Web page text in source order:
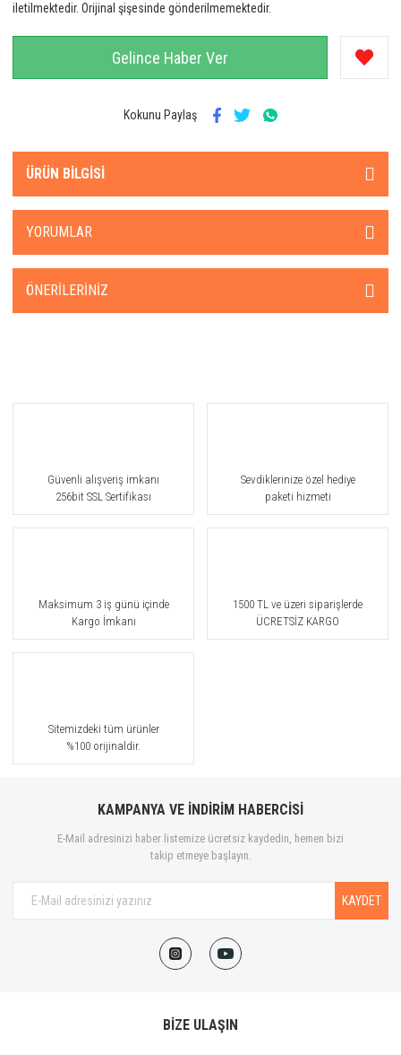
iletilmektedir. Orijinal şişesinde gönderilmemektedir.
Gelince Haber Ver
Kokunu Paylaş
ÜRÜN BILGISI
YORUMLAR
ÖNERILERINIZ
Güvenli alışveriş imkanı
256bit SSL Sertifikası
Sevdiklerinize özel hediye
paketi hizmeti
Maksimum 3 iş günü içinde
Kargo İmkanı
1500 TL ve üzeri siparişlerde
ÜCRETSİZ KARGO
Sitemizdeki tüm ürünler
%100 orijinaldir.
KAMPANYA VE İNDİRİM HABERCİSİ
E-Mail adresinizi haber listemize ücretsiz kaydedin, hemen bizi
takip etmeye başlayın.
KAYDET
BİZE ULAŞIN